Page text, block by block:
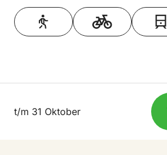
Toon op kaart
t/m 31 Oktober